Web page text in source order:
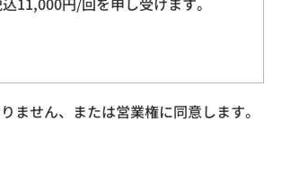
どを指します。
ーザーが利用する際に氏名、生年月
望になる携帯電話（以下「修理依
び本サービス提供の可否等を確認
客様のご依頼を承諾することをも
ません、または営業権に同意します。